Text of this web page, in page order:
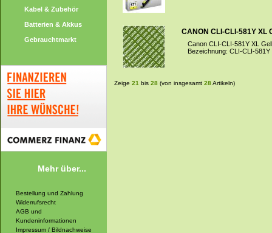
Kabel & Zubehör
Batterien & Akkus
Gebrauchtmarkt
Mehr über...
Bestellung und Zahlung
Widerrufsrecht
AGB und
Kundeninformationen
Impressum / Bildnachweise
CANON CLI-CLI-581Y XL
Canon CLI-CLI-581Y XL
Bezeichnung: CLI-CLI-
Zeige 21 bis 28 (von insgesamt 28Artikeln)